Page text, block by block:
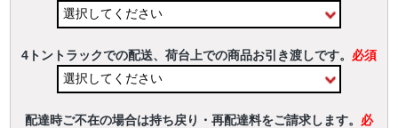
4トントラックでの配送、荷台上での商品お引き渡しです。 必須
配達時ご不在の場合は持ち戻り・再配達料をご請求します。 必